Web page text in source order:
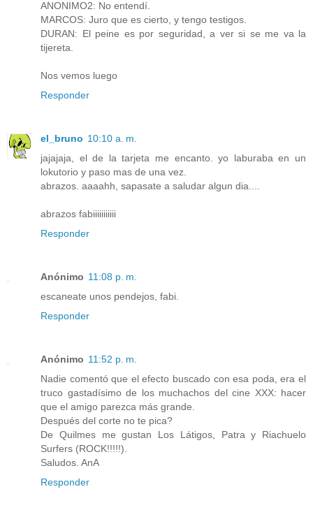
ANONIMO2: No entendí.
MARCOS: Juro que es cierto, y tengo testigos.
DURAN: El peine es por seguridad, a ver si se me va la
tijereta.
Nos vemos luego
Responder
el_bruno 10:10 a. m.
jajajaja, el de la tarjeta me encanto. yo laburaba en un
lokutorio y paso mas de una vez.
abrazos. aaaahh, sapasate a saludar algun dia....
abrazos fabiiiiiiiiiii
Responder
Anónimo 11:08 p. m.
escaneate unos pendejos, fabi.
Responder
Anónimo 11:52 p. m.
Nadie comentó que el efecto buscado con esa poda, era el
truco gastadísimo de los muchachos del cine XXX: hacer
que el amigo parezca más grande.
Después del corte no te pica?
De Quilmes me gustan Los Látigos, Patra y Riachuelo
Surfers (ROCK!!!!!).
Saludos. AnA
Responder